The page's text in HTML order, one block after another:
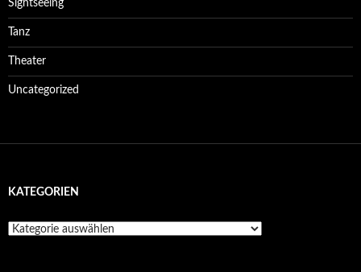
Sightseeing
Tanz
Theater
Uncategorized
KATEGORIEN
Kategorien